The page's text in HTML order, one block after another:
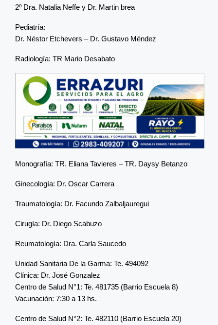
2º Dra. Natalia Neffe y Dr. Martin brea
Pediatría:
Dr. Néstor Etchevers – Dr. Gustavo Méndez
Radiología: TR Mario Desabato
Monografía: TR. Eliana Tavieres – TR. Daysy Betanzo
Ginecología: Dr. Oscar Carrera
Traumatología: Dr. Facundo Zalbaljauregui
Cirugía: Dr. Diego Scabuzo
Reumatología: Dra. Carla Saucedo
Unidad Sanitaria De la Garma: Te. 494092
Clínica: Dr. José Gonzalez
Centro de Salud N°1: Te. 481735 (Barrio Escuela 8)
Vacunación: 7:30 a 13 hs.
Centro de Salud N°2: Te. 482110 (Barrio Escuela 20)